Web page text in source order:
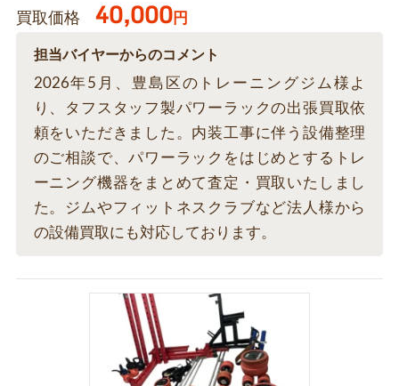
買取価格 40,000円
担当バイヤーからのコメント
2026年5月、豊島区のトレーニングジム様よ
り、タフスタッフ製パワーラックの出張買取依
頼をいただきました。内装工事に伴う設備整理
のご相談で、パワーラックをはじめとするトレ
ーニング機器をまとめて査定・買取いたしまし
た。ジムやフィットネスクラブなど法人様から
の設備買取にも対応しております。